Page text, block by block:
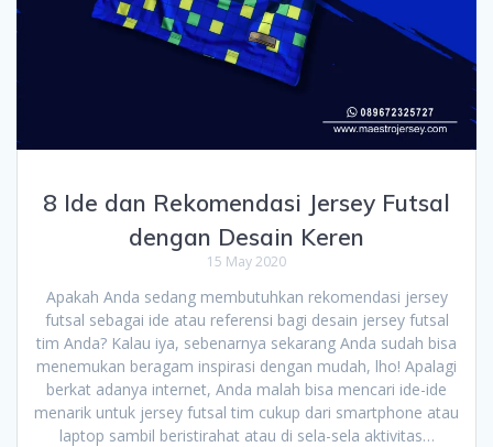
8 Ide dan Rekomendasi Jersey Futsal
dengan Desain Keren
15 May 2020
Apakah Anda sedang membutuhkan rekomendasi jersey
futsal sebagai ide atau referensi bagi desain jersey futsal
tim Anda? Kalau iya, sebenarnya sekarang Anda sudah bisa
menemukan beragam inspirasi dengan mudah, lho! Apalagi
berkat adanya internet, Anda malah bisa mencari ide-ide
menarik untuk jersey futsal tim cukup dari smartphone atau
laptop sambil beristirahat atau di sela-sela aktivitas…